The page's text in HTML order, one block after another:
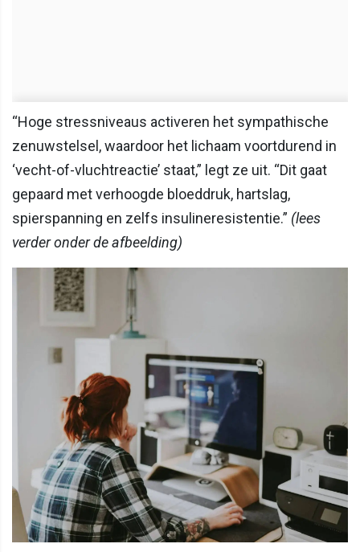
“Hoge stressniveaus activeren het sympathische
zenuwstelsel, waardoor het lichaam voortdurend in
‘vecht-of-vluchtreactie’ staat,” legt ze uit. “Dit gaat
gepaard met verhoogde bloeddruk, hartslag,
spierspanning en zelfs insulineresistentie.” (lees
verder onder de afbeelding)